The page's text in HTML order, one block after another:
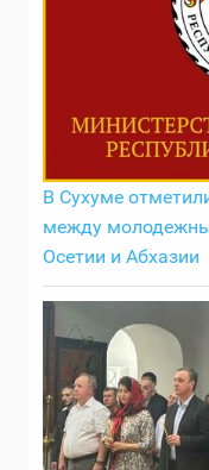
В Сухуме
между
Осетии и Абхазии